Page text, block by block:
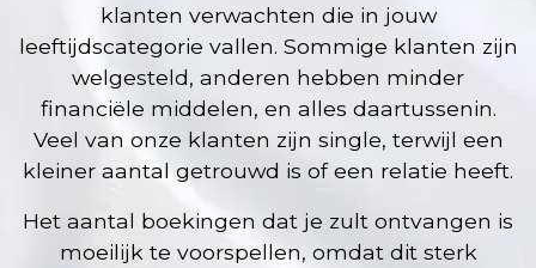
klanten verwachten die in jouw
leeftijdscategorie vallen. Sommige klanten zijn
welgesteld, anderen hebben minder
financiële middelen, en alles daartussenin.
Veel van onze klanten zijn single, terwijl een
kleiner aantal getrouwd is of een relatie heeft.
Het aantal boekingen dat je zult ontvangen is
moeilijk te voorspellen, omdat dit sterk